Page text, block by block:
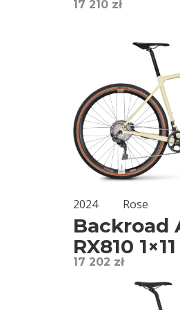
17 210 zł
2024 Rose
Backroad
RX810 1×11
17 202 zł